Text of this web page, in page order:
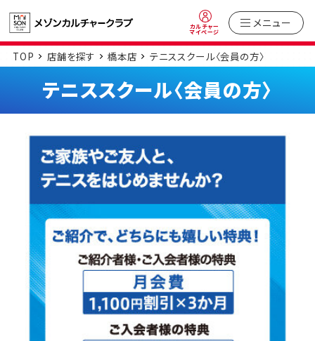
カルチャー
マイページ
メニュー
TOP 店舗を探す 橋本店 テニススクール〈会員の方〉
テニススクール〈会員の方〉